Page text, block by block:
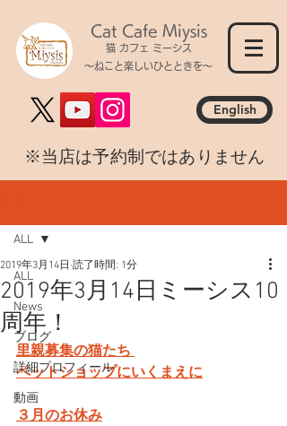
Cat Cafe Miysis
猫 カフェ ミーシス
～ねこと楽しいひとときを～
English
​※当店は予約制ではありません
ALL
News
ブログ
詳細プロフィール
動画
ALL
2019年3月14日ミーシス10
周年！
2019年3月14日 読了時間: 1分
里親募集の猫たち
ペットショップにいくまえに
３月のお休み